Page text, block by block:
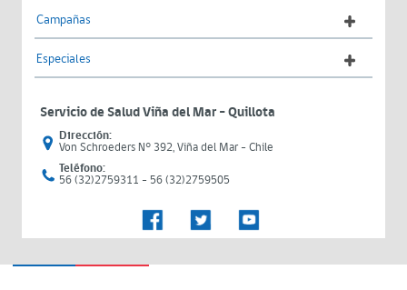
Campañas
Especiales
Servicio de Salud Viña del Mar – Quillota
Dirección:
Von Schroeders N° 392, Viña del Mar - Chile
Teléfono:
56 (32)2759311 - 56 (32)2759505